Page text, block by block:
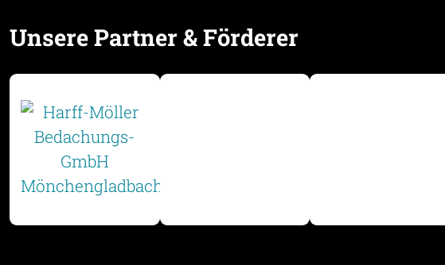
Unsere Partner & Förderer